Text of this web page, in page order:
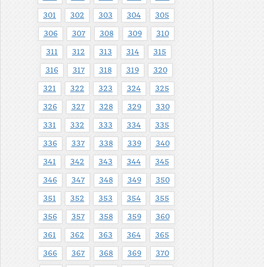
301 302 303 304 305
306 307 308 309 310
311 312 313 314 315
316 317 318 319 320
321 322 323 324 325
326 327 328 329 330
331 332 333 334 335
336 337 338 339 340
341 342 343 344 345
346 347 348 349 350
351 352 353 354 355
356 357 358 359 360
361 362 363 364 365
366 367 368 369 370